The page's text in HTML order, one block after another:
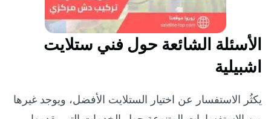
الأسئلة الشائعة حول فني ستلايت
اشبيلية
يكثُر الاستفسار عن اختيار الستلايت الأفضل، ويوجد غيرها